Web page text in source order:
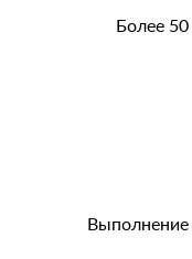
Более
Выполнение